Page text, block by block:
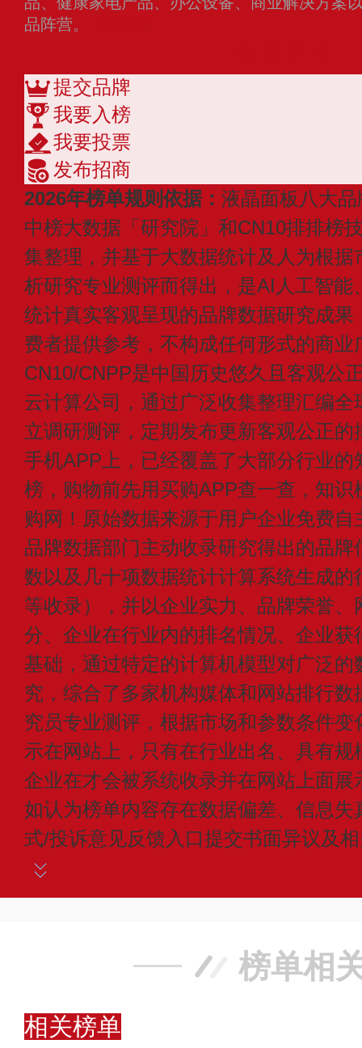
品阵营。
提交品牌
我要入榜
我要投票
发布招商
2026年榜单规则依据： 液晶面板八大
中榜大数据「研究院」和CN10排排榜
集整理，并基于大数据统计及人为根
析研究专业测评而得出，是AI人工智能
统计真实客观呈现的品牌数据研究成
费者提供参考，不构成任何形式的商业
CN10/CNPP是中国历史悠久且客观公
云计算公司，通过广泛收集整理汇编
立调研测评，定期发布更新客观公正
手机APP上，已经覆盖了大部分行业
榜，购物前先用买购APP查一查，知
购网！原始数据来源于用户企业免费
品牌数据部门主动收录研究得出的品
数以及几十项数据统计计算系统生成
等收录），并以企业实力、品牌荣誉
分、企业在行业内的排名情况、企业
基础，通过特定的计算机模型对广泛
究，综合了多家机构媒体和网站排行
究员专业测评，根据市场和参数条件
示在网站上，只有在行业出名、具有
企业在才会被系统收录并在网站上面
如认为榜单内容存在数据偏差、信息
式/投诉意见反馈入口提交书面异议及
榜单相
相关榜单